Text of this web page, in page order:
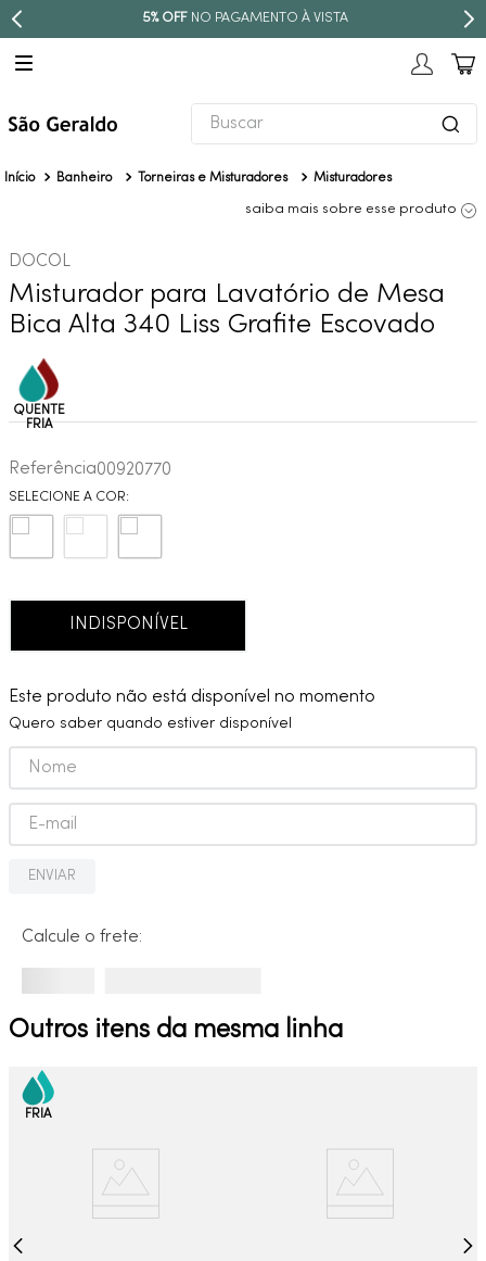
5% OFF NO PAGAMENTO À VISTA
Buscar
Banheiro Torneiras e Misturadores Misturadores
saiba mais sobre esse produto
DOCOL
Misturador para Lavatório de Mesa
Bica Alta 340 Liss Grafite Escovado
Referência00920770
INDISPONÍVEL
Este produto não está disponível no momento
Quero saber quando estiver disponível
ENVIAR
Calcule o frete:
Outros itens da mesma linha
TERMOS MAIS BUSCADOS
niquel escovado
4º
deca acabamento registro
5º
6º
7º
black matte
8º
red gold
9º
cobre escovado